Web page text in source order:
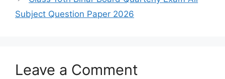
Subject Question Paper 2026
Leave a Comment